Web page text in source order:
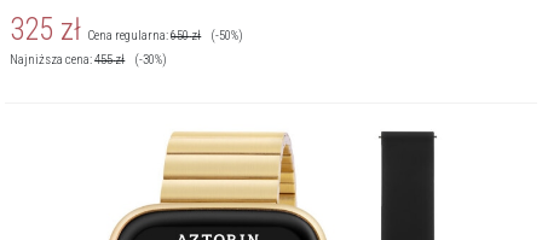
325 zł Cena regularna:650zł
(-50%)
Najniższa cena:455zł (-30%)